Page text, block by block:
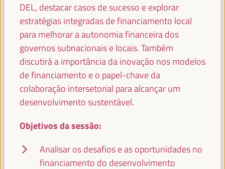
YUSUF MOHAMED ADAN
Ministro do Trabalho e Assuntos Sociais da Somália -
Governo da Somália
Somália
PATRICK MOLINOZ
da Região Borgonha-Franco-Condado - Comissão
DEL, destacar casos de sucesso e explorar
estratégias integradas de financiamento local
para melhorar a autonomia financeira dos
governos subnacionais e locais. Também
discutirá a importância da inovação nos modelos
de financiamento e o papel-chave da
colaboração intersetorial para alcançar um
desenvolvimento sustentável.
Objetivos da sessão:
Analisar os desafios e as oportunidades no
financiamento do desenvolvimento